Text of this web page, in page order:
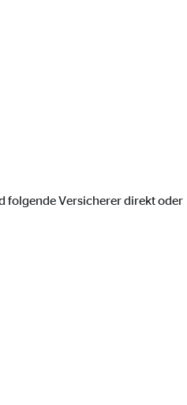
folgende Versicherer direkt oder